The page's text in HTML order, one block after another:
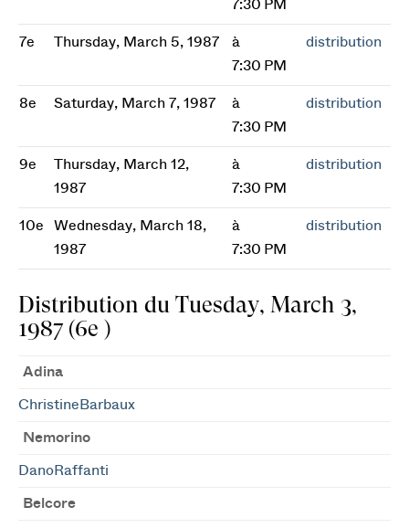
7:30 PM
7e Thursday, March 5, 1987
à
7:30 PM
distribution
8e Saturday, March 7, 1987
à
7:30 PM
distribution
9e
Thursday, March 12,
1987
à
7:30 PM
distribution
10e
Wednesday, March 18,
1987
à
7:30 PM
distribution
Distribution du Tuesday, March 3,
1987 (6e )
Adina
ChristineBarbaux
Nemorino
DanoRaffanti
Belcore